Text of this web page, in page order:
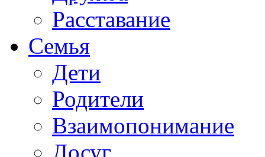
Расставание
Семья
Дети
Родители
Взаимопонимание